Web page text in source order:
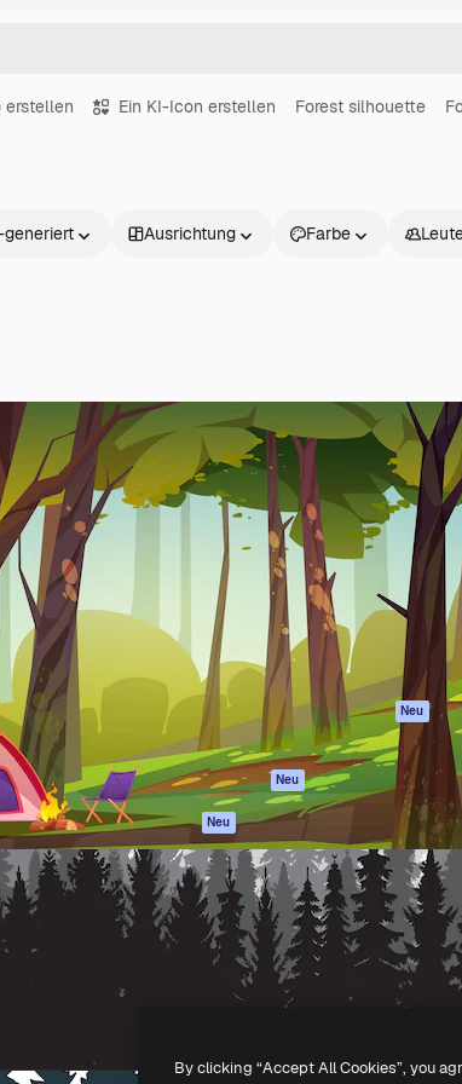
erstellen Ein KI-Icon erstellen Forest silhouette
generiert Ausrichtung Farbe
beste
als 1 Million
Unternehmen,
KI-Assistent
KI-Bildgenerator
KI-Videogenerator
KI-
Stimmengenerator
Stock-Inhalte
MCP für
Claude/ChatGPT
Neu
Agenten Neu
API
Mobile App
Alle Magnific-Tools
Loslegen
Academy
Dokumentation
Support
AGB
Originale Neu
Cookie-Richtlinie
Partner
Unternehmen
Company S.L.U. Alle Rechte vorbehalten.
By clicking “Accept All Cookies”, you